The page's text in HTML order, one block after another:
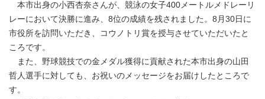
本市出身の小西杏奈さんが、競泳の女子400メートルメドレーリ
レーにおいて決勝に進み、8位の成績を残されました。8月30日に
市役所を訪問いただき、コウノトリ賞を授与させていただいたと
ころです。
また、野球競技での金メダル獲得に貢献された本市出身の山田
哲人選手に対しても、お祝いのメッセージをお届けしたところで
す。